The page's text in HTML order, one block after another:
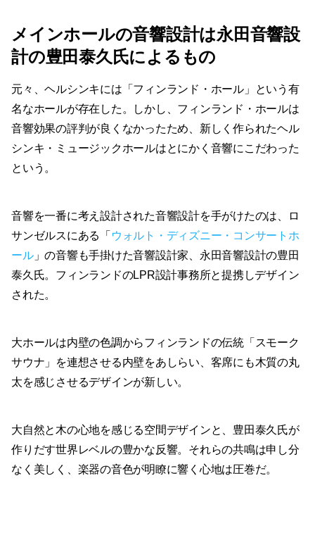
メインホールの音響設計は永田音響設
計の豊田泰久氏によるもの
元々、ヘルシンキには「フィンランド・ホール」という有
名なホールが存在した。しかし、フィンランド・ホールは
音響効果の評判が良くなかったため、新しく作られたヘル
シンキ・ミュージックホールはとにかく音響にこだわった
という。
音響を一番に考え設計された音響設計を手がけたのは、ロ
サンゼルスにある「 ウォルト・ディズニー・コンサートホ
ール」の音響も手掛けた音響設計家、永田音響設計の豊田
泰久氏。フィンランドのLPR設計事務所と提携しデザイン
された。
大ホールは内壁の色調からフィンランドの伝統「スモーク
サウナ」を連想させる内壁をあしらい、客席にも木質の丸
太を感じさせるデザインが新しい。
大自然と木の心地を感じる空間デザインと、豊田泰久氏が
作りだす世界レベルの豊かな反響。それらの共鳴は申し分
なく美しく、楽器の音色が明瞭に響く心地は圧巻だ。